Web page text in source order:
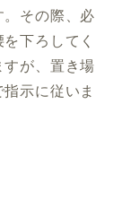
その際、必
下ろしてく
が、置き場
示に従いま